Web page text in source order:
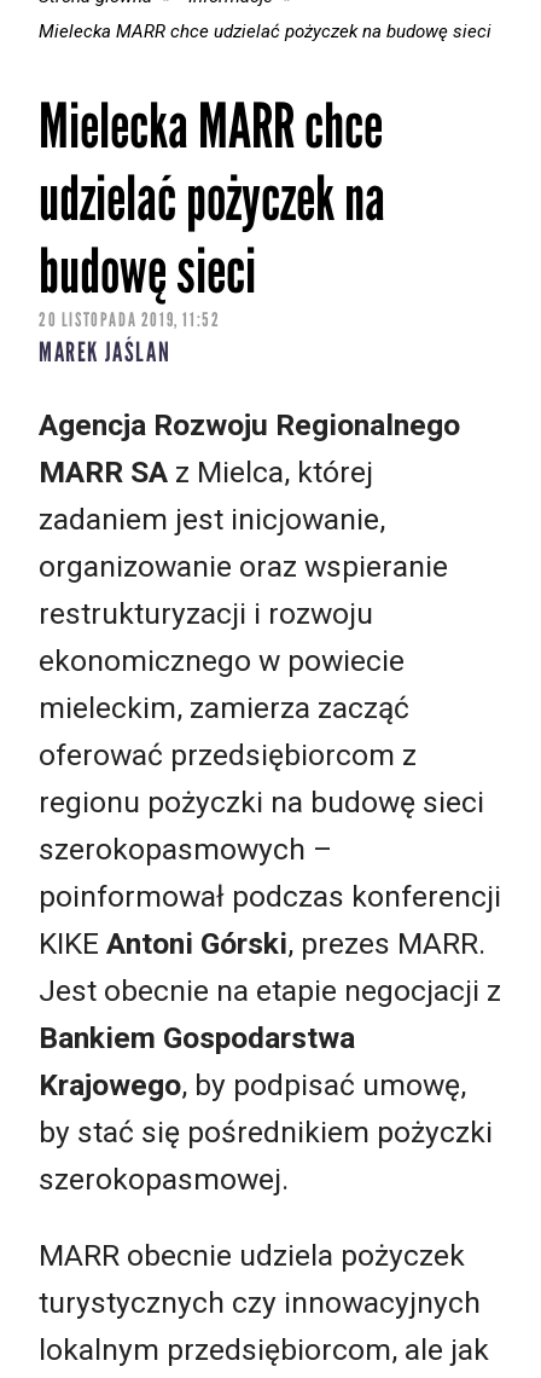
Mielecka MARR chce udzielać pożyczek na budowę sieci
Mielecka MARR chce
udzielać pożyczek na
budowę sieci
20 LISTOPADA 2019, 11:52
MAREK JAŚLAN
Agencja Rozwoju Regionalnego
MARR SA z Mielca, której
zadaniem jest inicjowanie,
organizowanie oraz wspieranie
restrukturyzacji i rozwoju
ekonomicznego w powiecie
mieleckim, zamierza zacząć
oferować przedsiębiorcom z
regionu pożyczki na budowę sieci
szerokopasmowych –
poinformował podczas konferencji
KIKE Antoni Górski, prezes MARR.
Jest obecnie na etapie negocjacji z
Bankiem Gospodarstwa
Krajowego, by podpisać umowę,
by stać się pośrednikiem pożyczki
szerokopasmowej.
MARR obecnie udziela pożyczek
turystycznych czy innowacyjnych
lokalnym przedsiębiorcom, ale jak